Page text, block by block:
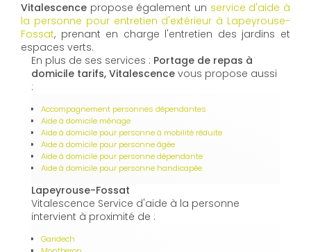
Vitalescence propose également un service d'aide à
la personne pour entretien d'extérieur à Lapeyrouse-
Fossat, prenant en charge l'entretien des jardins et
espaces verts.
En plus de ses services : Portage de repas à
domicile tarifs, Vitalescence vous propose aussi
:
Accompagnement personnes dépendantes
Aide à domicile ménage
Aide à domicile pour personne à mobilité réduite
Aide à domicile pour personne âgée
Aide à domicile pour personne dépendante
Aide à domicile pour personne handicapée
Lapeyrouse-Fossat
Vitalescence Service d'aide à la personne
intervient à proximité de :
Garidech